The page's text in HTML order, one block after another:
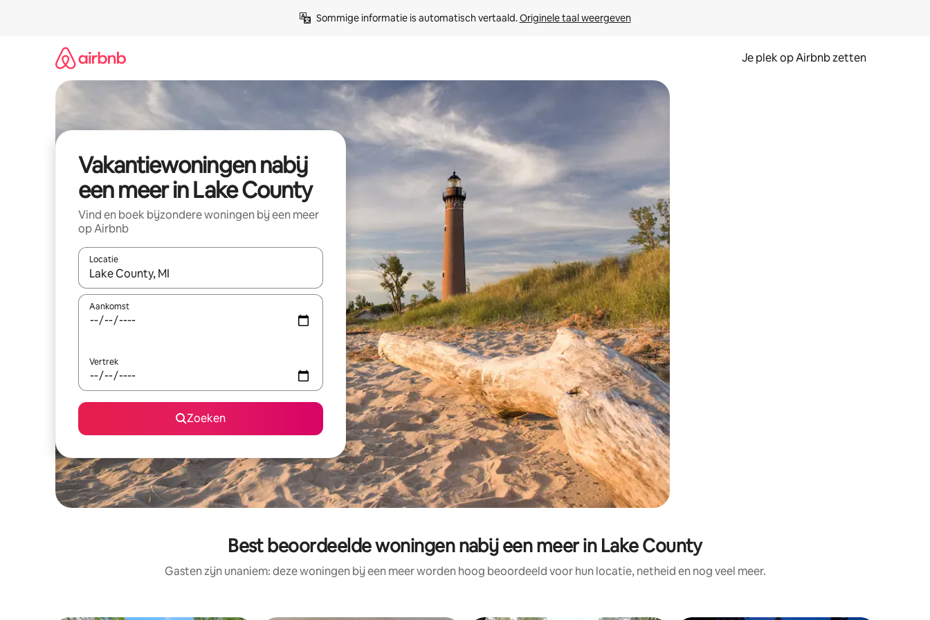
Sommige informatie is automatisch vertaald. Originele taal weergeven
Je plek op Airbnb zetten
Vakantiewoningen nabij
een meer in Lake County
Vind en boek bijzondere woningen bij een meer
op Airbnb
Locatie
Wanneer er resultaten beschikbaar zijn, maak je een keuze met je de pijltjestoetsen omhoog en omlaag, óf door te tikken of swipen.
Aankomst
Vertrek
Zoeken
Best beoordeelde woningen nabij een meer in Lake County
Gasten zijn unaniem: deze woningen bij een meer worden hoog beoordeeld voor hun locatie, netheid en nog veel meer.